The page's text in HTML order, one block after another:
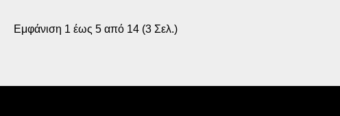
Εμφάνιση 1 έως 5 από 14 (3 Σελ.)